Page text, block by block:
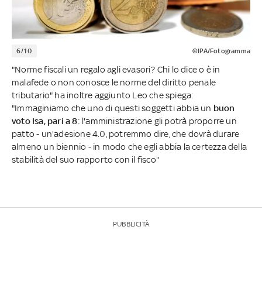
6/10 ©IPA/Fotogramma
"Norme fiscali un regalo agli evasori? Chi lo dice o è in
malafede o non conosce le norme del diritto penale
tributario" ha inoltre aggiunto Leo che spiega:
"Immaginiamo che uno di questi soggetti abbia un buon
voto Isa, pari a 8: l'amministrazione gli potrà proporre un
patto - un'adesione 4.0, potremmo dire, che dovrà durare
almeno un biennio - in modo che egli abbia la certezza della
stabilità del suo rapporto con il fisco"
PUBBLICITÀ